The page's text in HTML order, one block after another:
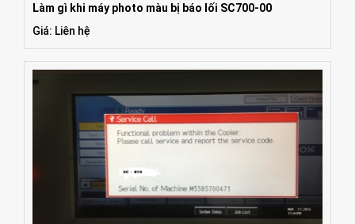
Làm gì khi máy photo màu bị báo lối SC700-00
Giá: Liên hệ